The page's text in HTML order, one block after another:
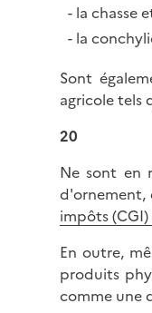
la chasse
la
Sont
agricole tels
20
Ne sont en
d'ornement,
impôts (CGI)
En outre,
produits
comme une